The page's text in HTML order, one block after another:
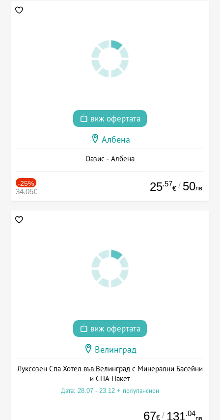
виж офертата
Албена
Оазис - Албена
-25%
34.05€ 25.57
€ / 50лв.
виж офертата
Велинград
Луксозен Спа Хотел във Велинград с Минерални Басейни
и СПА Пакет
Дата: 28.07 - 23.12 + полупансион
67€ / 131.04
лв.